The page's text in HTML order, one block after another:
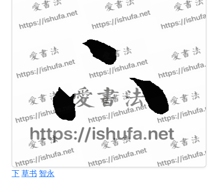
下草书 智永